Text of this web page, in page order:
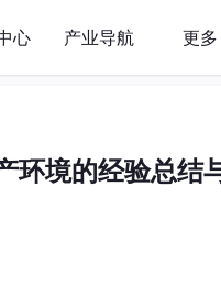
心 产业导航 更多
环境的经验总结